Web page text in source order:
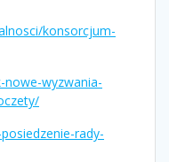
konsorcjum-
wyzwania-
rady-